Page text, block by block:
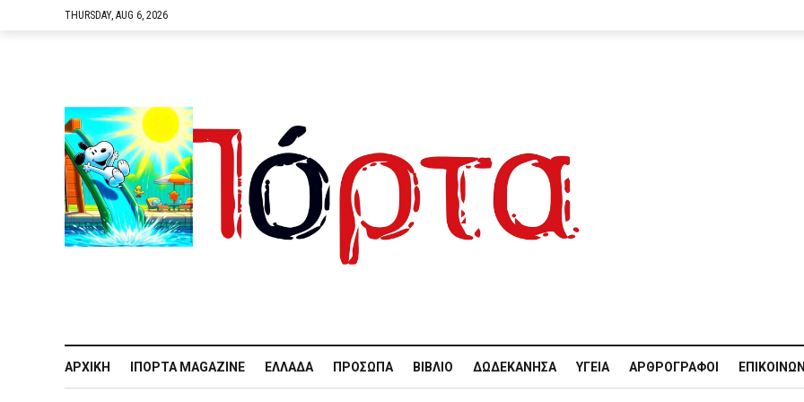
THURSDAY, AUG 6, 2026
ΑΡΧΙΚΉ IΠΌΡΤΑ MAGAZINE ΕΛΛΆΔΑ ΠΡΌΣΩΠΑ ΒΙΒΛΊΟ ΔΩΔΕΚΆΝΗΣΑ ΥΓΕΊΑ ΑΡΘΡΟΓΡΆΦΟΙ